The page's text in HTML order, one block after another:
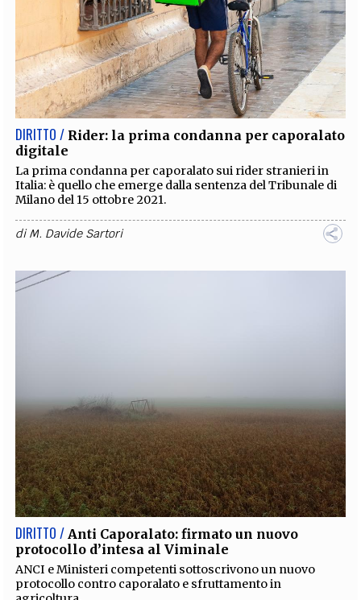
DIRITTO / Rider: la prima condanna per caporalato
digitale
La prima condanna per caporalato sui rider stranieri in
Italia: è quello che emerge dalla sentenza del Tribunale di
Milano del 15 ottobre 2021.
diM. Davide Sartori
DIRITTO / Anti Caporalato: firmato un nuovo
protocollo d’intesa al Viminale
ANCI e Ministeri competenti sottoscrivono un nuovo
protocollo contro caporalato e sfruttamento in